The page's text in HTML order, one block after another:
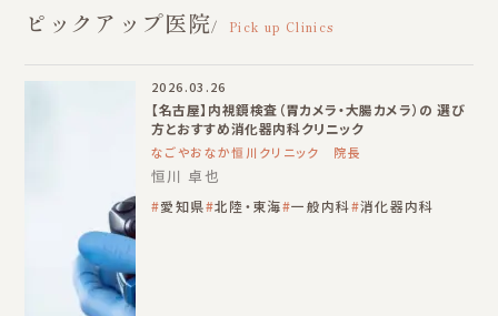
ピックアップ医院 Pick up Clinics
2026.03.26
【名古屋】内視鏡検査（胃カメラ・大腸カメラ）の 選び
方とおすすめ消化器内科クリニック
なごやおなか恒川クリニック 院長
恒川 卓也
愛知県 北陸・東海 一般内科 消化器内科